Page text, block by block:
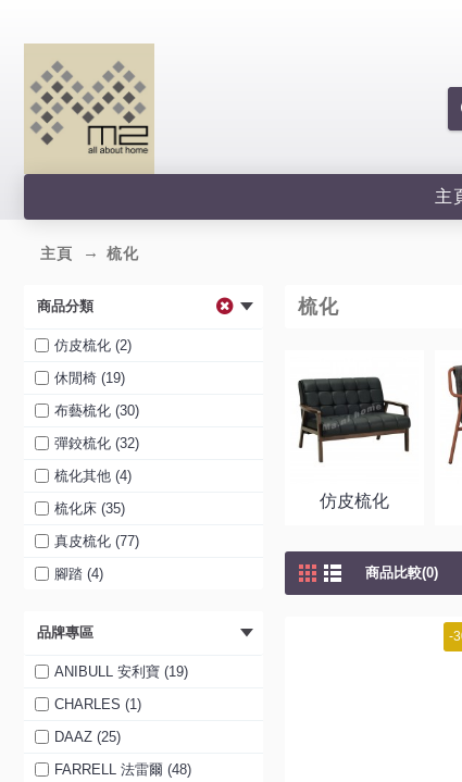
主
主頁 梳化
商品分類
仿皮梳化 (2)
休閒椅 (19)
布藝梳化 (30)
彈鉸梳化 (32)
梳化其他 (4)
梳化床 (35)
真皮梳化 (77)
腳踏 (4)
品牌專區
ANIBULL 安利寶 (19)
CHARLES (1)
DAAZ (25)
FARRELL 法雷爾 (48)
梳化
仿皮梳化
商品比較(0)
-